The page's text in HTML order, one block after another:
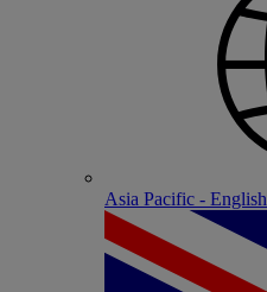
Asia Pacific - English